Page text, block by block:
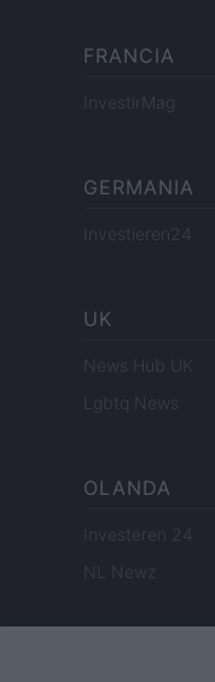
FRANCIA
InvestirMag
GERMANIA
Investieren24
UK
News Hub UK
Lgbtq News
OLANDA
Investeren 24
NL Newz